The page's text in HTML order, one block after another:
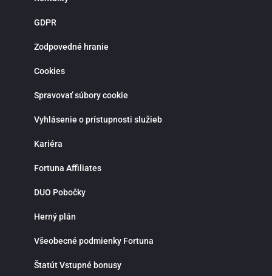
využi najlepšie príležitosti priamo počas hry. Live stávkovanie je ideálne
rozhodovanie. Fortuna myslí aj na nových hráčov. Pre novoregistrovaných
pravidelné promo akcie. Verní hráči môžu získať rôzne odmeny, zapojiť
sa do súťaží a využiť špeciálne ponuky spojené s významnými
prináša viac možností, ako zvýšiť šancu na výhru. Moderná mobilná
stávkovanie kdekoľvek. Aplikácia poskytuje rýchly prístup k stávkam, live
udalostiam, histórii tiketov a správe hráčskeho účtu. Vďaka notifikáciám
zápasoch. Fortuna kladie dôraz na zodpovedné hranie a ponúka
stávkovaním. V prípade otázok je k dispozícii zákaznícka podpora
ponukou športových stávok, kvalitnými kurzmi a modernými funkciami,
stávkovania, stav na svoje športové znalosti a vychutnaj si napätie a
radosť z výhier na jednom mieste.
GDPR
Zodpovedné hranie
Cookies
Spravovať súbory cookie
Vyhlásenie o prístupnosti služieb
Kariéra
Fortuna Affiliates
DUO Pobočky
Herný plán
Všeobecné podmienky Fortuna
Štatút Vstupné bonusy